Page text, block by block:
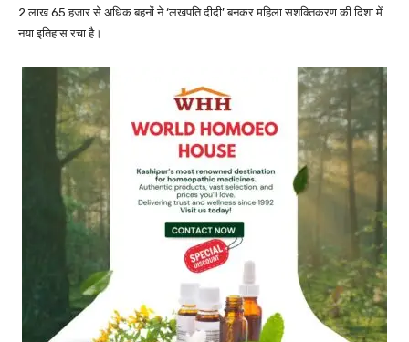
2 लाख 65 हजार से अधिक बहनों ने ‘लखपति दीदी’ बनकर महिला सशक्तिकरण की दिशा में
नया इतिहास रचा है।